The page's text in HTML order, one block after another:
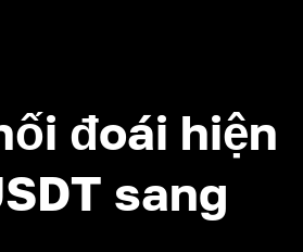
đoái hiện
sang